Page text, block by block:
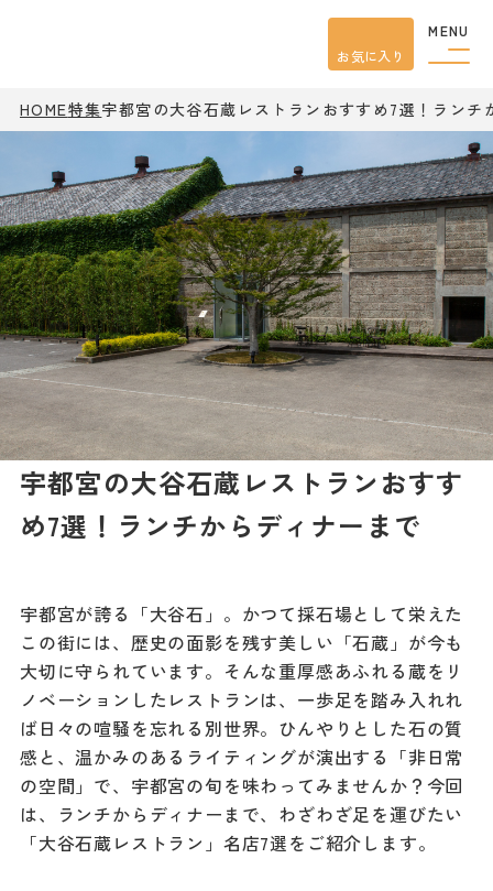
MENU
お気に入り
HOME特集宇都宮の大谷石蔵レストランおすすめ7選！ランチ
宇都宮の大谷石蔵レストランおすす
め7選！ランチからディナーまで
宇都宮が誇る「大谷石」。かつて採石場として栄えた
この街には、歴史の面影を残す美しい「石蔵」が今も
大切に守られています。そんな重厚感あふれる蔵をリ
ノベーションしたレストランは、一歩足を踏み入れれ
ば日々の喧騒を忘れる別世界。ひんやりとした石の質
感と、温かみのあるライティングが演出する「非日常
の空間」で、宇都宮の旬を味わってみませんか？今回
は、ランチからディナーまで、わざわざ足を運びたい
「大谷石蔵レストラン」名店7選をご紹介します。
観光案内
特集
餃子
グルメ
観光スポット
イベント
モデルコース
宿泊
アクセス
ピックアップ
はじめての宇都宮
宇都宮市民ライター
記事
市民がおすすめ！餃
撮影支援・
MICE
フィルムコミ
ッション
MICE